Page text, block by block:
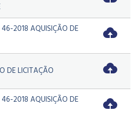
46-2018 AQUISIÇÃO DE
DE LICITAÇÃO
46-2018 AQUISIÇÃO DE